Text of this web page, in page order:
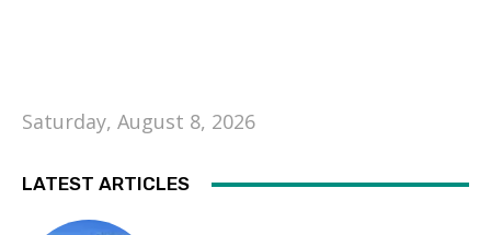
Saturday, August 8, 2026
LATEST ARTICLES